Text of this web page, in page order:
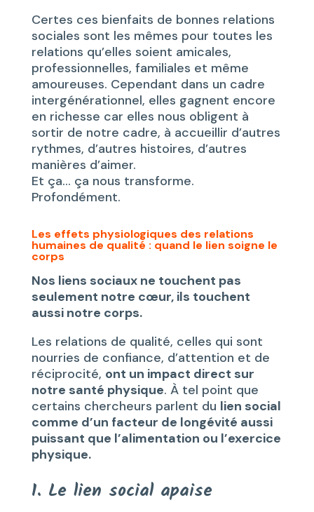
Certes ces bienfaits de bonnes relations
sociales sont les mêmes pour toutes les
relations qu’elles soient amicales,
professionnelles, familiales et même
amoureuses. Cependant dans un cadre
intergénérationnel, elles gagnent encore
en richesse car elles nous obligent à
sortir de notre cadre, à accueillir d’autres
rythmes, d’autres histoires, d’autres
manières d’aimer.
Et ça… ça nous transforme.
Profondément.
Les effets physiologiques des relations
humaines de qualité : quand le lien soigne le
corps
Nos liens sociaux ne touchent pas
seulement notre cœur, ils touchent
aussi notre corps.
Les relations de qualité, celles qui sont
nourries de confiance, d’attention et de
réciprocité, ont un impact direct sur
notre santé physique. À tel point que
certains chercheurs parlent du lien social
comme d’un facteur de longévité aussi
puissant que l’alimentation ou l’exercice
physique.
1. Le lien social apaise